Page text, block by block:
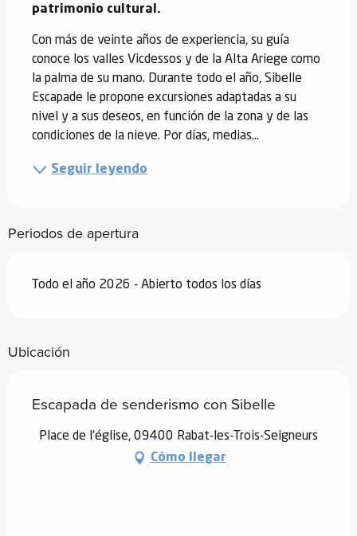
patrimonio cultural.
Con más de veinte años de experiencia, su guía
conoce los valles Vicdessos y de la Alta Ariege como
la palma de su mano. Durante todo el año, Sibelle
Escapade le propone excursiones adaptadas a su
nivel y a sus deseos, en función de la zona y de las
condiciones de la nieve. Por días, medias...
Seguir leyendo
Periodos de apertura
Todo el año 2026 - Abierto todos los días
Ubicación
Escapada de senderismo con Sibelle
Place de l'église, 09400 Rabat-les-Trois-Seigneurs
Cómo llegar